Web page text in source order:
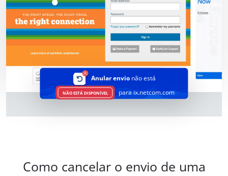
Anular envionão está
NÃO ESTÁ DISPONÍVEL para ix.netcom.com
Como cancelar o envio de uma